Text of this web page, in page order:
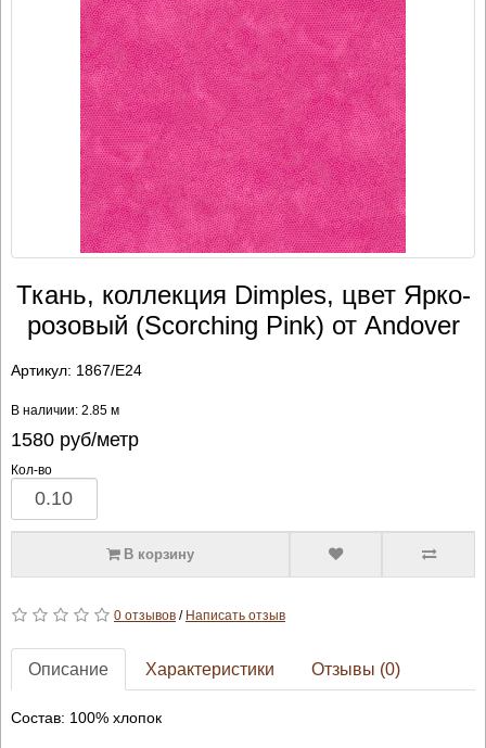
Ткань, коллекция Dimples, цвет Ярко-
розовый (Scorching Pink) от Andover
Артикул: 1867/E24
В наличии: 2.85 м
1580руб/метр
Кол-во
В корзину
0 отзывов/ Написать отзыв
Описание Характеристики Отзывы (0)
Состав: 100% хлопок